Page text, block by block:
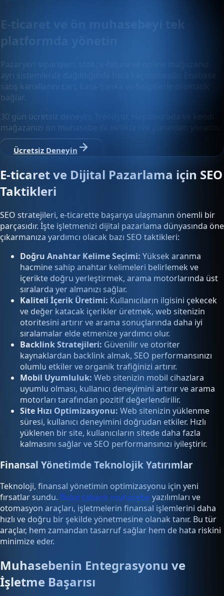
E-ticaret ve ön muhasebeyi tek
platformda yönetin
Pazaryeri siparişleri, stok, e-fatura ve online mağazanız
ayrı sistemlerde dağıldığında hata kaçınılmazdır. Enabase
satış kanallarını cari, kasa-banka ve belgelerle otomatik
bağlar.
30 gün ücretsiz deneyin; Trendyol, Hepsiburada ve kendi
mağazanızı ön muhasebe ile birlikte tek panelden yönetin.
Ücretsiz Deneyin
E-ticaret ve Dijital Pazarlama için SEO
Taktikleri
SEO stratejileri, e-ticarette başarıya ulaşmanın önemli bir
parçasıdır. İşte işletmenizi dijital pazarlama dünyasında öne
çıkarmanıza yardımcı olacak bazı SEO taktikleri:
Doğru Anahtar Kelime Seçimi: Yüksek aranma
hacmine sahip anahtar kelimeleri belirlemek ve
içerikte doğru yerleştirmek, arama motorlarında üst
sıralarda yer almanızı sağlar.
Kaliteli İçerik Üretimi: Kullanıcıların ilgisini çekecek
ve değer katacak içerikler üretmek, web sitenizin
otoritesini artırır ve arama sonuçlarında daha iyi
sıralamalar elde etmenize yardımcı olur.
Backlink Stratejileri: Güvenilir ve otoriter
kaynaklardan backlink almak, SEO performansınızı
olumlu etkiler ve organik trafiğinizi artırır.
Mobil Uyumluluk: Web sitenizin mobil cihazlara
uyumlu olması, kullanıcı deneyimini artırır ve arama
motorları tarafından pozitif değerlendirilir.
Site Hızı Optimizasyonu: Web sitenizin yüklenme
süresi, kullanıcı deneyimini doğrudan etkiler. Hızlı
yüklenen bir site, kullanıcıların sitede daha fazla
kalmasını sağlar ve SEO performansınızı iyileştirir.
Finansal Yönetimde Teknolojik Yatırımlar
Teknoloji, finansal yönetimin optimizasyonu için yeni
fırsatlar sundu. Bulut tabanlı muhasebe yazılımları ve
otomasyon araçları, işletmelerin finansal işlemlerini daha
hızlı ve doğru bir şekilde yönetmesine olanak tanır. Bu tür
araçlar, hem zamandan tasarruf sağlar hem de hata riskini
minimize eder.
Muhasebenin Entegrasyonu ve
İşletme Başarısı